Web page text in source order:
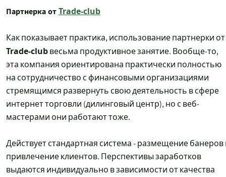
Партнерка отTrade-club
Как показывает практика, использование партнерки от
Trade-clubвесьма продуктивное занятие. Вообще-то,
эта компания ориентирована практически полностью
на сотрудничество с финансовыми организациями
стремящимся развернуть свою деятельность в сфере
интернет торговли (дилинговый центр), но с веб-
мастерами они работают тоже.
Действует стандартная система - размещение банеров
привлечение клиентов. Перспективы заработков
выдаются индивидуально в зависимости от качества